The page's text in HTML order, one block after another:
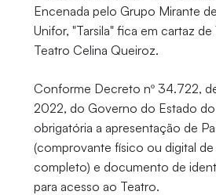
Encenada pelo Grupo Mirante
Unifor, "Tarsila" fica em cartaz de
Teatro Celina Queiroz.
Conforme Decreto nº 34.722,
2022, do Governo do Estado do
obrigatória a apresentação de
(comprovante físico ou digital de
completo) e documento de
para acesso ao Teatro.